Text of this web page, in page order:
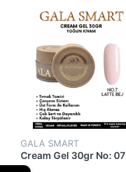
GALA SMART
Cream Gel 30gr No: 07